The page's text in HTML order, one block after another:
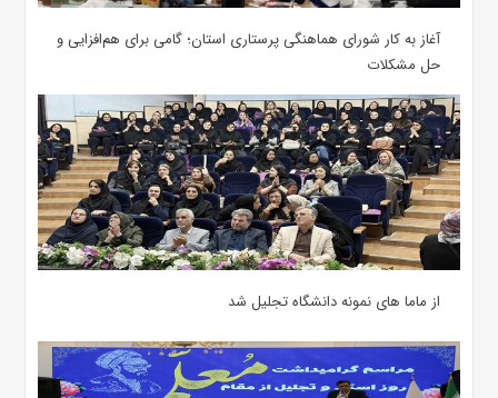
آغاز به کار شورای هماهنگی پرستاری استان؛ گامی برای هم‌افزایی و
حل مشکلات
از ماما های نمونه دانشگاه تجلیل شد